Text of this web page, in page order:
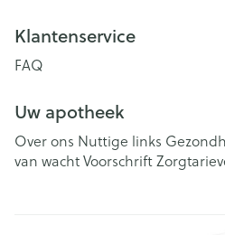
Klantenservice
FAQ
Uw apotheek
Over ons Nuttige links
van wachtVoorschrift